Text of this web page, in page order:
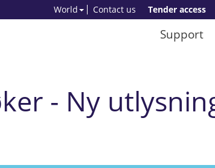
Tender access
Contact us
World
Support
- Ny